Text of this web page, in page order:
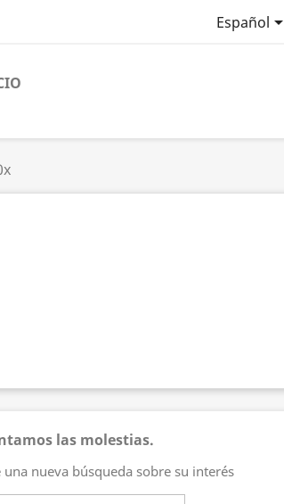
Español
las molestias.
una nueva búsqueda sobre su interés